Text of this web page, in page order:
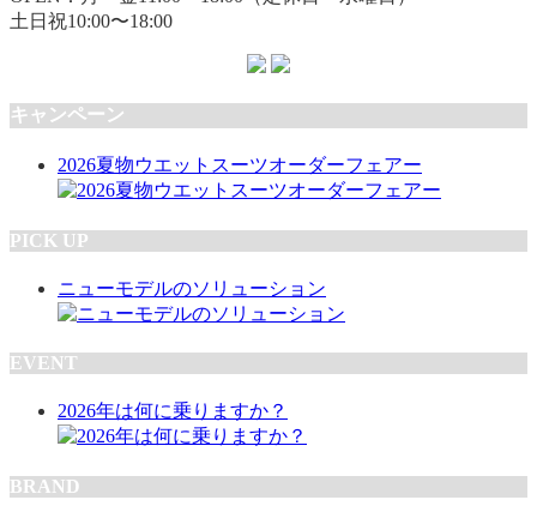
土日祝10:00〜18:00
キャンペーン
2026夏物ウエットスーツオーダーフェアー
PICK UP
ニューモデルのソリューション
EVENT
2026年は何に乗りますか？
BRAND